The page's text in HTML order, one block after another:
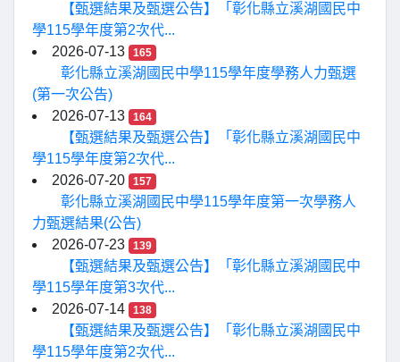
【甄選結果及甄選公告】「彰化縣立溪湖國民中
學115學年度第2次代...
2026-07-13
165
彰化縣立溪湖國民中學115學年度學務人力甄選
(第一次公告)
2026-07-13
164
【甄選結果及甄選公告】「彰化縣立溪湖國民中
學115學年度第2次代...
2026-07-20
157
彰化縣立溪湖國民中學115學年度第一次學務人
力甄選結果(公告)
2026-07-23
139
【甄選結果及甄選公告】「彰化縣立溪湖國民中
學115學年度第3次代...
2026-07-14
138
【甄選結果及甄選公告】「彰化縣立溪湖國民中
學115學年度第2次代...